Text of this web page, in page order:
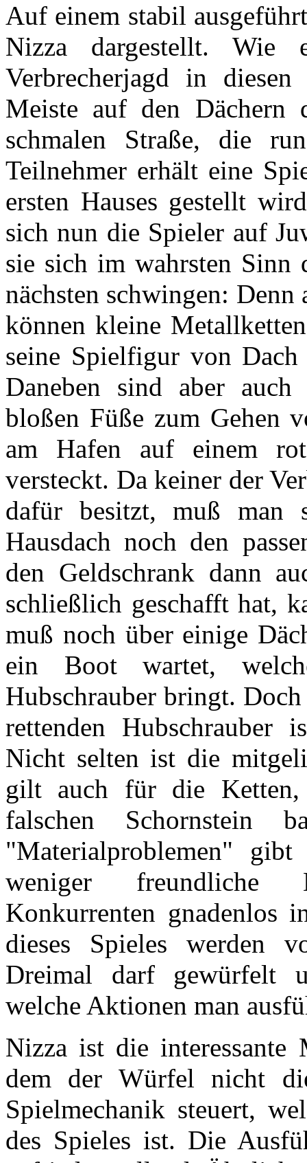
Auf einem stabil
Nizza dargestellt. Wie
Verbrecherjagd in
Meiste auf den
schmalen Straße, die
Teilnehmer erhält eine
ersten Hauses gestellt
sich nun die Spieler auf
sie sich im wahrsten Sinn
nächsten schwingen: Denn
können kleine
seine Spielfigur von Dach
Daneben sind aber
bloßen Füße zum Gehen
am Hafen auf einem
versteckt. Da keiner der
dafür besitzt, muß man
Hausdach noch den
den Geldschrank dann
schließlich geschafft hat,
muß noch über einige
ein Boot wartet,
Hubschrauber bringt.
rettenden
Nicht selten ist die
gilt auch für die
falschen Schornstein
"Materialproblemen"
weniger freundliche
Konkurrenten gnadenlos
dieses Spieles werden
Dreimal darf gewürfelt
welche Aktionen man
Nizza ist die interessante
dem der Würfel nicht
Spielmechanik steuert,
des Spieles ist. Die